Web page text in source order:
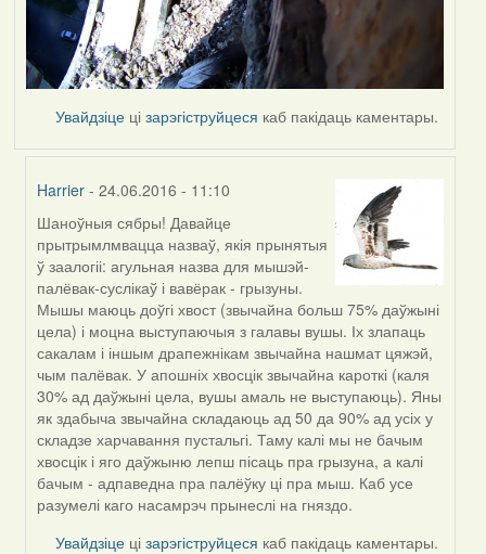
Увайдзіце цізарэгіструйцеся каб пакідаць каментары.
Harrier - 24.06.2016 - 11:10
In
reply
to
by
Ирина
Шаноўныя сябры! Давайце
прытрымлмвацца назваў, якія прынятыя
ў заалогіі: агульная назва для мышэй-
палёвак-суслікаў і вавёрак - грызуны.
Мышы маюць доўгі хвост (звычайна больш 75% даўжыні
цела) і моцна выступаючыя з галавы вушы. Іх злапаць
сакалам і іншым драпежнікам звычайна нашмат цяжэй,
чым палёвак. У апошніх хвосцік звычайна кароткі (каля
30% ад даўжыні цела, вушы амаль не выступаюць). Яны
як здабыча звычайна складаюць ад 50 да 90% ад усіх у
складзе харчавання пустальгі. Таму калі мы не бачым
хвосцік і яго даўжыню лепш пісаць пра грызуна, а калі
бачым - адпаведна пра палёўку ці пра мыш. Каб усе
разумелі каго насамрэч прынеслі на гняздо.
Увайдзіце цізарэгіструйцеся каб пакідаць каментары.